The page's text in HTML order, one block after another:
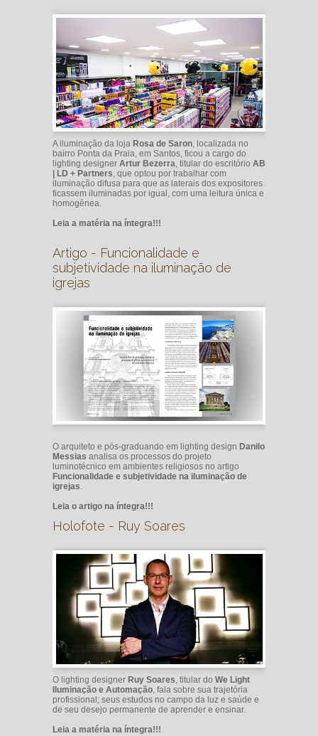
A iluminação da loja Rosa de Saron, localizada no
bairro Ponta da Praia, em Santos, ficou a cargo do
lighting designer Artur Bezerra, titular do escritório AB
| LD + Partners, que optou por trabalhar com
iluminação difusa para que as laterais dos expositores
ficassem iluminadas por igual, com uma leitura única e
homogênea.
Leia a matéria na íntegra!!!
Artigo - Funcionalidade e
subjetividade na iluminação de
igrejas
O arquiteto e pós-graduando em lighting design Danilo
Messias analisa os processos do projeto
luminotécnico em ambientes religiosos no artigo
Funcionalidade e subjetividade na iluminação de
igrejas.
Leia o artigo na íntegra!!!
Holofote - Ruy Soares
O lighting designer Ruy Soares, titular do We Light
Iluminação e Automação, fala sobre sua trajetória
profissional; seus estudos no campo da luz e saúde e
de seu desejo permanente de aprender e ensinar.
Leia a matéria na íntegra!!!